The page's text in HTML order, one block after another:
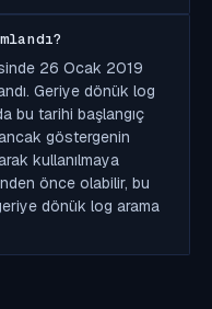
26 Ocak 2019
Geriye dönük log
bu tarihi başlangıç
göstergenin
kullanılmaya
önce olabilir, bu
dönük log arama